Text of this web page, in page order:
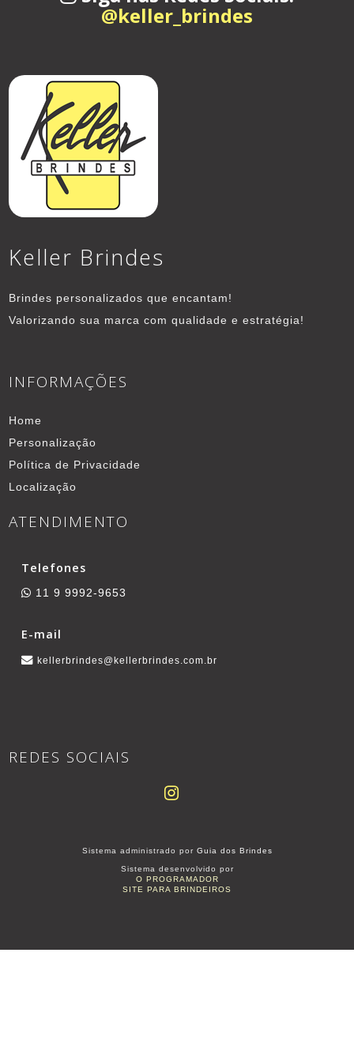
@keller_brindes
Keller Brindes
Brindes personalizados que encantam!
Valorizando sua marca com qualidade e estratégia!
INFORMAÇÕES
Home
Personalização
Política de Privacidade
Localização
ATENDIMENTO
Telefones
11 9 9992-9653
E-mail
kellerbrindes@kellerbrindes.com.br
REDES SOCIAIS
Sistema administrado por Guia dos Brindes
Sistema desenvolvido por
O PROGRAMADOR
SITE PARA BRINDEIROS